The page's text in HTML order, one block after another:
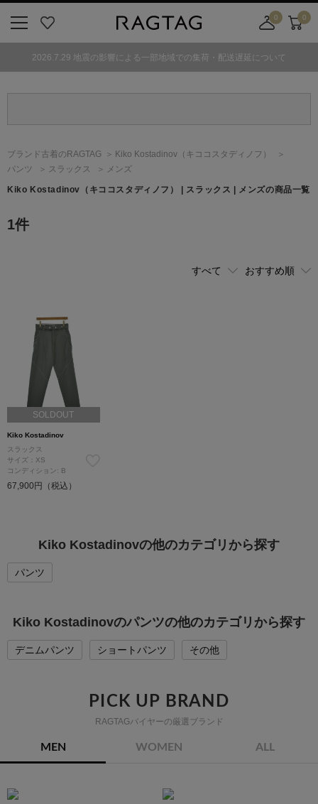
気
0
舗
カ
ト
0
2026.7.29 地震の影響による一部地域での集荷・配送遅延について
ブランド古着のRAGTAG Kiko Kostadinov （キココスタディノフ）
パンツ
スラックス メンズ
Kiko Kostadinov （キココスタディノフ） | スラックス | メンズの商品一覧
1件
SOLDOUT
Kiko Kostadinov
スラックス
サイズ：XS
コンディション: B
67,900円（税込）
Kiko Kostadinovの他のカテゴリから探す
パンツ
Kiko Kostadinovのパンツの他のカテゴリから探す
デニムパンツ ショートパンツ その他
PICK UP BRAND
RAGTAGバイヤーの厳選ブランド
MEN WOMEN ALL